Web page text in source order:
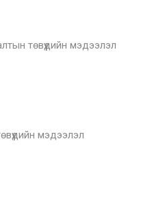
төвүүдийн мэдээлэл
мэдээлэл